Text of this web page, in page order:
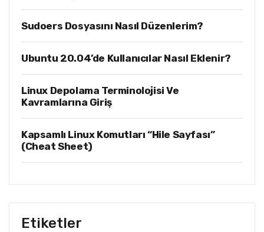
Sudoers Dosyasını Nasıl Düzenlerim?
Ubuntu 20.04’de Kullanıcılar Nasıl Eklenir?
Linux Depolama Terminolojisi Ve
Kavramlarına Giriş
Kapsamlı Linux Komutları “Hile Sayfası”
(Cheat Sheet)
Etiketler